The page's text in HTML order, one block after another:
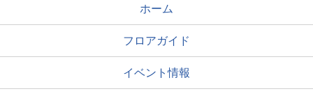
ホーム
フロアガイド
イベント情報